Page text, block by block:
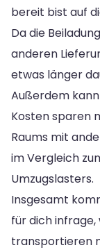
bereit bist auf
Da die
anderen
etwas länger
Außerdem
Kosten sparen
Raums mit
im Vergleich
Umzugslasters.
Insgesamt
für dich infrage,
transportieren